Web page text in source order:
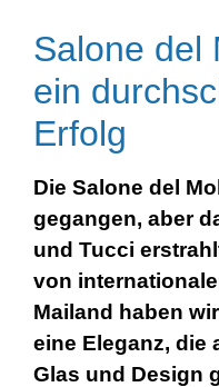
Salone del
ein
Erfolg
Die Salone del
gegangen, aber
und Tucci
von
Mailand haben
eine Eleganz, die
Glas und Design